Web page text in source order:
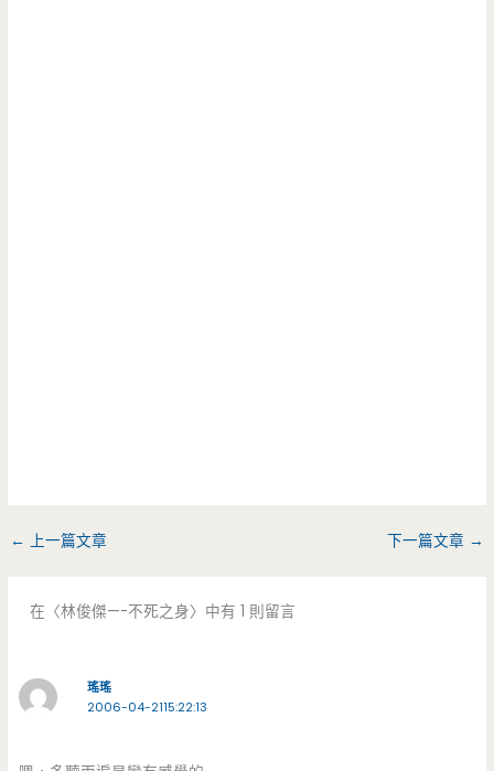
← 上一篇文章 下一篇文章 →
在〈林俊傑—-不死之身〉中有 1 則留言
瑤瑤
2006-04-2115:22:13